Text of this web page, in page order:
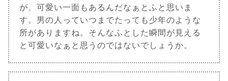
が、可愛い一面もあるんだなぁとふと思いま
す。男の人っていつまでたっても少年のような
所がありますね。そんなふとした瞬間が見える
と可愛いなぁと思うのではないでしょうか。